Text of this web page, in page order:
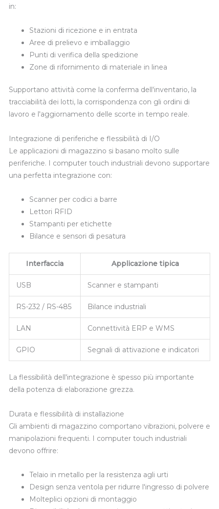
in:
Stazioni di ricezione e in entrata
Aree di prelievo e imballaggio
Punti di verifica della spedizione
Zone di rifornimento di materiale in linea
Supportano attività come la conferma dell'inventario, la
tracciabilità dei lotti, la corrispondenza con gli ordini di
lavoro e l'aggiornamento delle scorte in tempo reale.
Integrazione di periferiche e flessibilità di I/O
Le applicazioni di magazzino si basano molto sulle
periferiche. I computer touch industriali devono supportare
una perfetta integrazione con:
Scanner per codici a barre
Lettori RFID
Stampanti per etichette
Bilance e sensori di pesatura
Interfaccia Applicazione tipica
USB Scanner e stampanti
RS-232 / RS-485 Bilance industriali
LAN Connettività ERP e WMS
GPIO Segnali di attivazione e indicatori
La flessibilità dell'integrazione è spesso più importante
della potenza di elaborazione grezza.
Durata e flessibilità di installazione
Gli ambienti di magazzino comportano vibrazioni, polvere e
manipolazioni frequenti. I computer touch industriali
devono offrire:
Telaio in metallo per la resistenza agli urti
Design senza ventola per ridurre l'ingresso di polvere
Molteplici opzioni di montaggio